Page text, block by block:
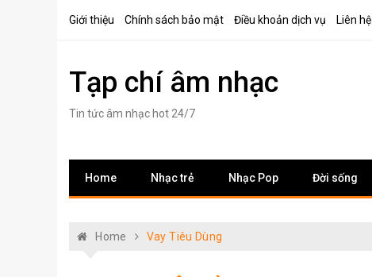
Giới thiệu Chính sách bảo mật Điều khoản dịch vụ Liên hệ
Tạp chí âm nhạc
Tin tức âm nhạc hot 24/7
Home Nhạc trẻ Nhạc Pop Đời sống
Home Vay Tiêu Dùng